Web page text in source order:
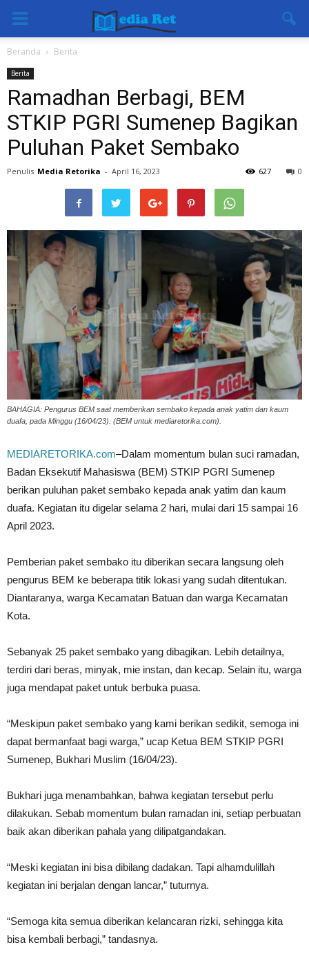
Beranda Berita
Berita
Ramadhan Berbagi, BEM
STKIP PGRI Sumenep Bagikan
Puluhan Paket Sembako
Penulis Media Retorika - April 16, 2023 0
627
BAHAGIA: Pengurus BEM saat memberikan sembako kepada anak yatim dan kaum
duafa, pada Minggu (16/04/23). (BEM untuk mediaretorika.com).
MEDIARETORIKA.com–Dalam momentum bulan suci ramadan,
Badan Eksekutif Mahasiswa (BEM) STKIP PGRI Sumenep
berikan puluhan paket sembako kepada anak yatim dan kaum
duafa. Kegiatan itu digelar selama 2 hari, mulai dari 15 sampai 16
April 2023.
Pemberian paket sembako itu diberikan secara langsung oleh
pengurus BEM ke beberapa titik lokasi yang sudah ditentukan.
Diantaranya, warga Kecamatan Batuan dan warga Kecamatan
Kota.
Sebanyak 25 paket sembako yang dibagikan. Lebih detailnya,
terdiri dari beras, minyak, mie instan, dan kecap. Selain itu, warga
juga mendapat paket untuk berbuka puasa.
“Meskipun paket sembako yang kami berikan sedikit, semoga ini
dapat bermanfaat bagi warga,” ucap Ketua BEM STKIP PGRI
Sumenep, Bukhari Muslim (16/04/23).
Bukhari juga menambahkan, bahwa kegiatan tersebut perlu
dilakukan. Sebab momentum bulan ramadan ini, setiap perbuatan
baik akan diberikan pahala yang dilipatgandakan.
“Meski kegiatan ini bisa dibilang dadakan. Tapi alhamdulillah
kegiatan ini berjalan dengan lancar,” tuturnya.
“Semoga kita semua diberikan kelancaran rizki, sehingga kita
bisa kembali berbagi,” tandasnya.